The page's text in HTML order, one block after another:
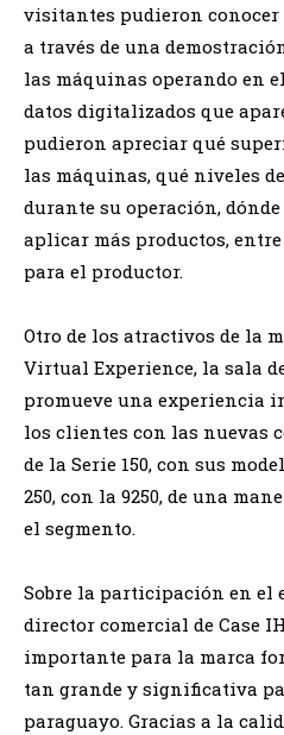
visitantes pudieron conocer
a través de una
las máquinas operando en
datos digitalizados que
pudieron apreciar qué
las máquinas, qué niveles
durante su operación,
aplicar más productos,
para el productor.
Otro de los atractivos de la
Virtual Experience, la sala
promueve una experiencia
los clientes con las nuevas
de la Serie 150, con sus
250, con la 9250, de una
el segmento.
Sobre la participación en el
director comercial de Case
importante para la marca
tan grande y significativa
paraguayo. Gracias a la